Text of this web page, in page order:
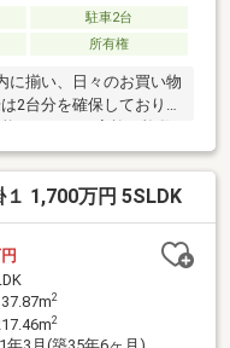
駐車2台
所有権
に揃い、日々のお買い物
2台分を確保しており、
ただけます。周辺は閑
少なく落ち着いた住環
ケーションで、四季の
しを実現できます。お
した生活環境が整って
スでのアクセスも可能
すすめ物件です。
1,700万円 5SLDK
2
2